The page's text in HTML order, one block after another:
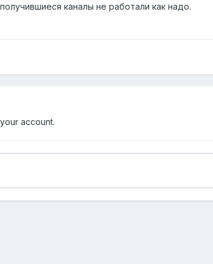
каналы не работали как надо.
account.